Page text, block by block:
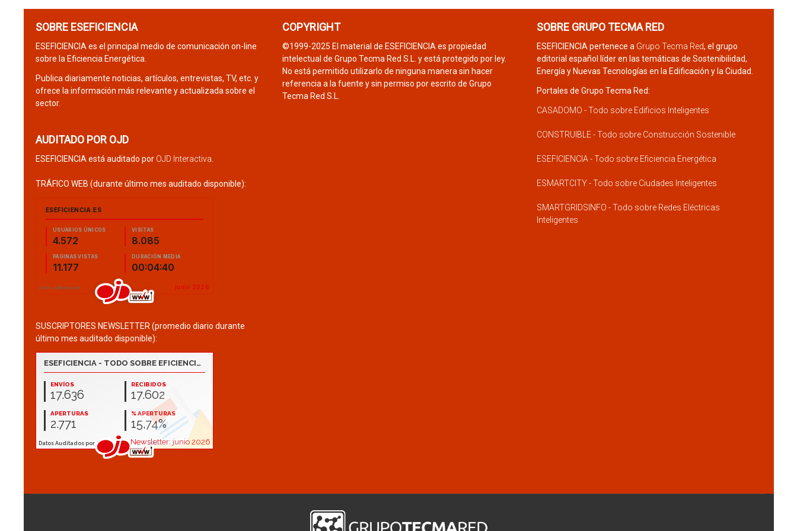
SOBRE ESEFICIENCIA
ESEFICIENCIA es el principal medio de comunicación on-line
sobre la Eficiencia Energética.
Publica diariamente noticias, artículos, entrevistas, TV, etc. y
ofrece la información más relevante y actualizada sobre el
sector.
AUDITADO POR OJD
ESEFICIENCIA está auditado por OJD Interactiva
TRÁFICO WEB (durante último mes auditado disponible):
SUSCRIPTORES NEWSLETTER (promedio diario durante
último mes auditado disponible):
COPYRIGHT
©1999-2025 El material de ESEFICIENCIA es propiedad
intelectual de Grupo Tecma Red S.L. y está protegido por ley.
No está permitido utilizarlo de ninguna manera sin hacer
referencia a la fuente y sin permiso por escrito de Grupo
Tecma Red S.L.
SOBRE GRUPO TECMA RED
ESEFICIENCIA pertenece a Grupo Tecma Red, el grupo
editorial español líder en las temáticas de Sostenibilidad,
Energía y Nuevas Tecnologías en la Edificación y la Ciudad.
Portales de Grupo Tecma Red:
CASADOMO - Todo sobre Edificios Inteligentes
CONSTRUIBLE - Todo sobre Construcción Sostenible
ESEFICIENCIA - Todo sobre Eficiencia Energética
ESMARTCITY - Todo sobre Ciudades Inteligentes
SMARTGRIDSINFO - Todo sobre Redes Eléctricas
Inteligentes